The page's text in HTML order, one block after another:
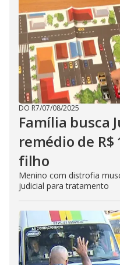
DO R7/07/08/2025
Família busca
remédio de
filho
Menino com distrofia
judicial para tratamento